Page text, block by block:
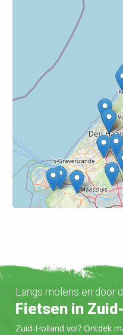
Langs molens en door
Fietsen in
Zuid-Holland vol? Ontdek